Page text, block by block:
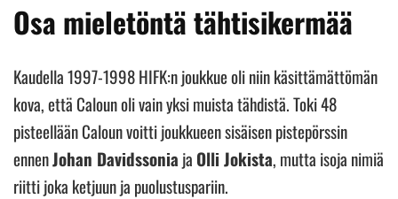
Osa mieletöntä tähtisikermää
Kaudella 1997-1998 HIFK:n joukkue oli niin käsittämättömän
kova, että Caloun oli vain yksi muista tähdistä. Toki 48
pisteellään Caloun voitti joukkueen sisäisen pistepörssin
ennenJohan Davidssonia ja Olli Jokista, mutta isoja nimiä
riitti joka ketjuun ja puolustuspariin.